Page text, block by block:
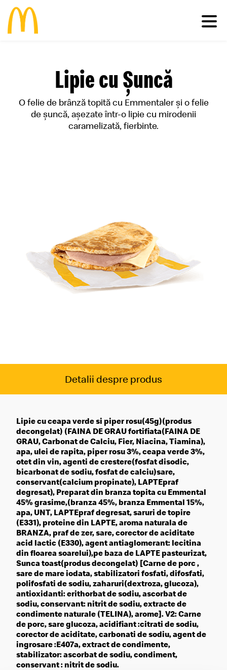
Vită
Porc
Deserturi
Salate
Micul Dejun
Gustări
Happy Meal®
Comunitate
Impactul economic în România
Lipie cu Șuncă
O felie de brânză topită cu Emmentaler și o felie
de șuncă, așezate într-o lipie cu mirodenii
caramelizată, fierbinte.
Detalii despre produs
Lipie cu ceapa verde si piper rosu(45g)(produs
decongelat) (FAINA DE GRAU fortifiata(FAINA DE
GRAU, Carbonat de Calciu, Fier, Niacina, Tiamina),
apa, ulei de rapita, piper rosu 3%, ceapa verde 3%,
otet din vin, agenti de crestere(fosfat disodic,
bicarbonat de sodiu, fosfat de calciu)sare,
conservant(calcium propinate), LAPTEpraf
degresat), Preparat din branza topita cu Emmental
45% grasime,(branza 45%, branza Emmental 15%,
apa, UNT, LAPTEpraf degresat, saruri de topire
(E331), proteine din LAPTE, aroma naturala de
BRANZA, praf de zer, sare, corector de aciditate
acid lactic (E330), agent antiaglomerant: lecitina
din floarea soarelui),pe baza de LAPTE pasteurizat,
Sunca toast(produs decongelat) [Carne de porc ,
sare de mare iodata, stabilizatori fosfati, difosfati,
polifosfati de sodiu, zaharuri(dextroza, glucoza),
antioxidanti: erithorbat de sodiu, ascorbat de
sodiu, conservant: nitrit de sodiu, extracte de
condimente naturale (TELINA), arome]. V2: Carne
de porc, sare glucoza, acidifiant :citrati de sodiu,
corector de aciditate, carbonati de sodiu, agent de
ingrosare :E407a, extract de condimente,
stabilizator: ascorbat de sodiu, condiment,
conservant : nitrit de sodiu.